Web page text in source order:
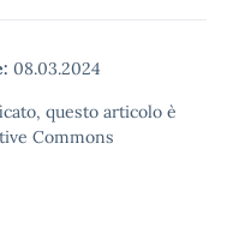
08.03.2024
questo articolo è
Commons